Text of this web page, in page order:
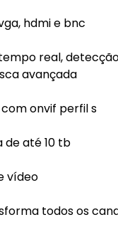
hdmi e bnc
real,
avançada
onvif perfil s
de até 10 tb
vídeo
todos os